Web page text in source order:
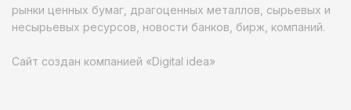
рынки ценных бумаг, драгоценных металлов, сырьевых и
несырьевых ресурсов, новости банков, бирж, компаний.
Сайт создан компанией «Digital idea»